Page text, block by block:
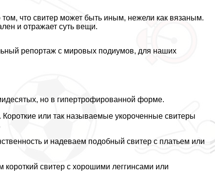
что свитер может быть иным, нежели как вязаным.
и отражает суть вещи.
репортаж с мировых подиумов, для наших
но в гипертрофированной форме.
или так называемые укороченные свитеры
и надеваем подобный свитер с платьем или
свитер с хорошими леггинсами или